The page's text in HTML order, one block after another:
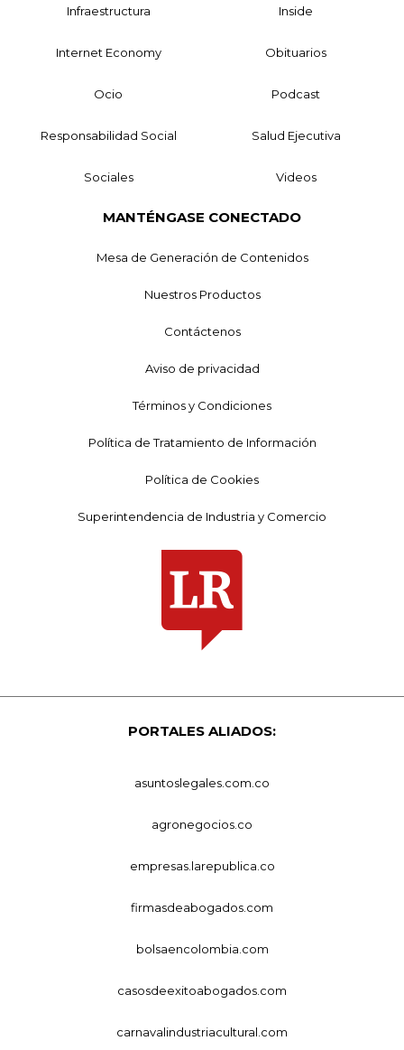
Infraestructura Inside
Internet Economy Obituarios
Ocio Podcast
Responsabilidad Social Salud Ejecutiva
Sociales Videos
MANTÉNGASE CONECTADO
Mesa de Generación de Contenidos
Nuestros Productos
Contáctenos
Aviso de privacidad
Términos y Condiciones
Política de Tratamiento de Información
Política de Cookies
Superintendencia de Industria y Comercio
PORTALES ALIADOS:
asuntoslegales.com.co
agronegocios.co
empresas.larepublica.co
firmasdeabogados.com
bolsaencolombia.com
casosdeexitoabogados.com
carnavalindustriacultural.com